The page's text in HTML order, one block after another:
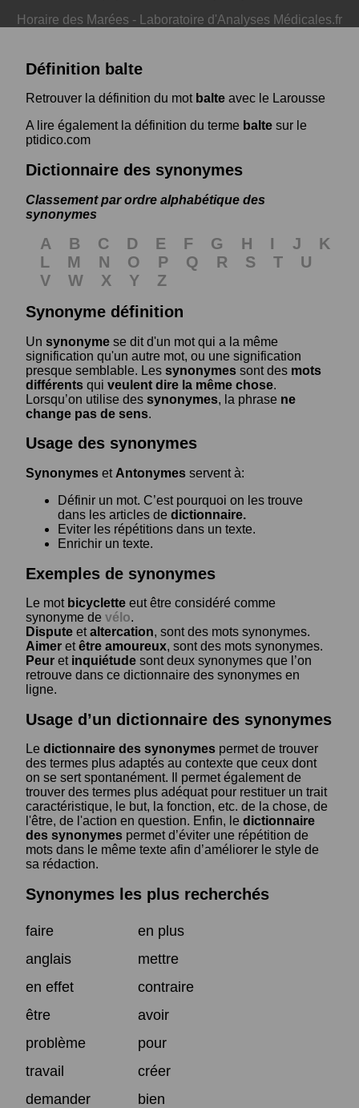
Horaire des Marées - Laboratoire d'Analyses Médicales.fr
Définition balte
Retrouver la définition du mot balte avec le Larousse
A lire également la définition du terme balte sur le
ptidico.com
Dictionnaire des synonymes
Classement par ordre alphabétique des
synonymes
A B C D E F G H I J
K
L
M N O P Q R S T
U
V
W X Y
Z
Synonyme définition
Un synonyme se dit d'un mot qui a la même
signification qu'un autre mot, ou une signification
presque semblable. Les synonymes sont des mots
différents qui veulent dire la même chose.
Lorsqu’on utilise des synonymes, la phrase ne
change pas de sens.
Usage des synonymes
Synonymes et Antonymes servent à:
Définir un mot. C’est pourquoi on les trouve
dans les articles de dictionnaire.
Eviter les répétitions dans un texte.
Enrichir un texte.
Exemples de synonymes
Le mot bicyclette eut être considéré comme
synonyme de vélo.
Dispute etaltercation, sont des mots synonymes.
Aimer etêtre amoureux, sont des mots synonymes.
Peur et inquiétude sont deux synonymes que l’on
retrouve dans ce dictionnaire des synonymes en
ligne.
Usage d’un dictionnaire des synonymes
Le dictionnaire des synonymes permet de trouver
des termes plus adaptés au contexte que ceux dont
on se sert spontanément. Il permet également de
trouver des termes plus adéquat pour restituer un trait
caractéristique, le but, la fonction, etc. de la chose, de
l'être, de l'action en question. Enfin, le dictionnaire
des synonymes permet d’éviter une répétition de
mots dans le même texte afin d’améliorer le style de
sa rédaction.
Synonymes les plus recherchés
faire
en plus
anglais
mettre
en effet
contraire
être
avoir
problème
pour
travail
créer
demander
bien